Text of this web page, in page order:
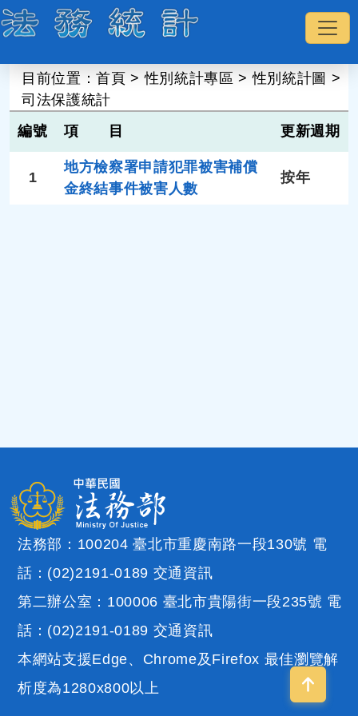
目前位置：首頁 >性別統計專區 >性別統計圖 >
司法保護統計
編號
項 目 更新週期
1
地方檢察署申請犯罪被害補償
金終結事件被害人數
按年
法務部：100204 臺北市重慶南路一段130號 電
話：(02)2191-0189 交通資訊
第二辦公室：100006 臺北市貴陽街一段235號 電
話：(02)2191-0189 交通資訊
本網站支援Edge、Chrome及Firefox 最佳瀏覽解
析度為1280x800以上
回到